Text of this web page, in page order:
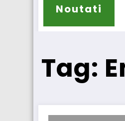
Noutati
camioane
IVECO Strator se
Tag: